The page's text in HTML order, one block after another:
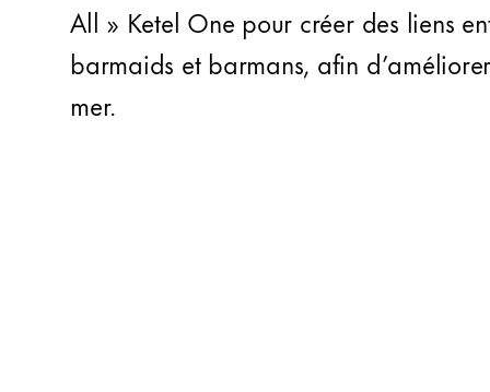
All » Ketel One pour créer des liens
barmaids et barmans, afin
mer.